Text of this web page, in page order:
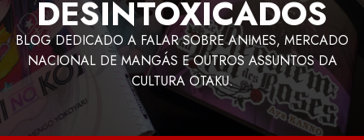
DESINTOXICADOS
BLOG DEDICADO A FALAR SOBRE ANIMES, MERCADO
NACIONAL DE MANGÁS E OUTROS ASSUNTOS DA
CULTURA OTAKU.